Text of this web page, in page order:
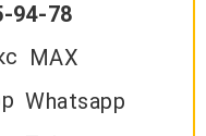
94-78
MAX
Whatsapp